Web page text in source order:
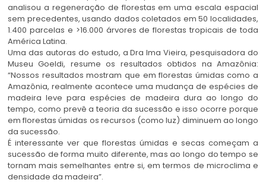
analisou a regeneração de florestas em uma escala espacial
sem precedentes, usando dados coletados em 50 localidades,
1.400 parcelas e >16.000 árvores de florestas tropicais de toda
América Latina.
Uma das autoras do estudo, a Dra Ima Vieira, pesquisadora do
Museu Goeldi, resume os resultados obtidos na Amazônia:
“Nossos resultados mostram que em florestas úmidas como a
Amazônia, realmente acontece uma mudança de espécies de
madeira leve para espécies de madeira dura ao longo do
tempo, como prevê a teoria da sucessão e isso ocorre porque
em florestas úmidas os recursos (como luz) diminuem ao longo
da sucessão.
É interessante ver que florestas úmidas e secas começam a
sucessão de forma muito diferente, mas ao longo do tempo se
tornam mais semelhantes entre si, em termos de microclima e
densidade da madeira”.